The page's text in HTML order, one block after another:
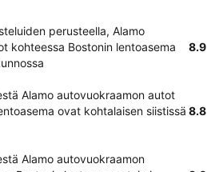
perusteella, Alamo
kohteessa Bostonin lentoasema
8.9
Alamo autovuokraamon autot
ovat kohtalaisen siistissä 8.8
Alamo autovuokraamon